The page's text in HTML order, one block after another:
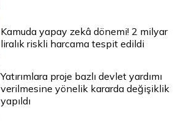
Kamuda yapay zekâ dönemi! 2 milyar
liralık riskli harcama tespit edildi
Yatırımlara proje bazlı devlet yardımı
verilmesine yönelik kararda değişiklik
yapıldı